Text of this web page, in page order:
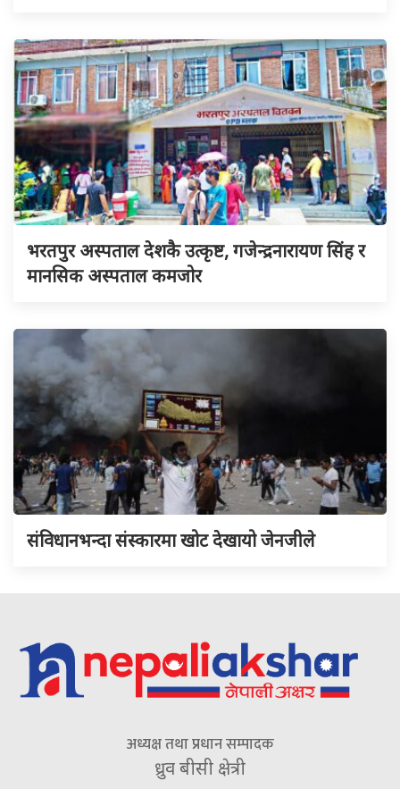
भरतपुर अस्पताल देशकै उत्कृष्ट, गजेन्द्रनारायण सिंह र
मानसिक अस्पताल कमजोर
संविधानभन्दा संस्कारमा खोट देखायो जेनजीले
अध्यक्ष तथा प्रधान सम्पादक
ध्रुव बीसी क्षेत्री